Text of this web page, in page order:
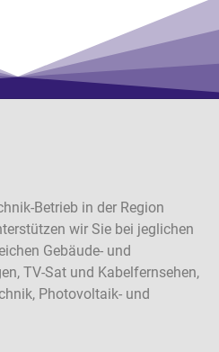
Betrieb in der Region
wir Sie bei jeglichen
Gebäude- und
TV-Sat und Kabelfernsehen,
Photovoltaik- und